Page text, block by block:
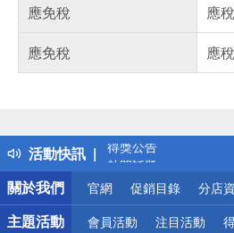
應免稅
應稅
應免稅
應稅
活動快訊
得獎公告
熱門話題
銀行優惠
偏遠地區配送
詐騙網頁！請小心！
關於我們
官網 促銷目錄 分店
主題活動 會員活動 注目活動